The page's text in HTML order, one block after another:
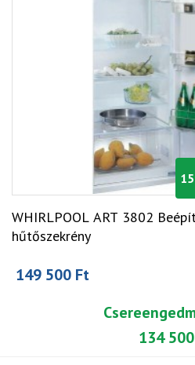
WHIRLPOOL ART 3802
hűtőszekrény
149 500 Ft
134